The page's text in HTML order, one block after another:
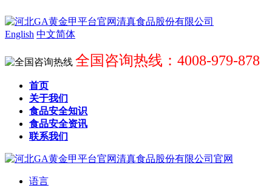
English 中文简体
全国咨询热线：4008-979-878
首页
关于我们
食品安全知识
食品安全资讯
联系我们
语言